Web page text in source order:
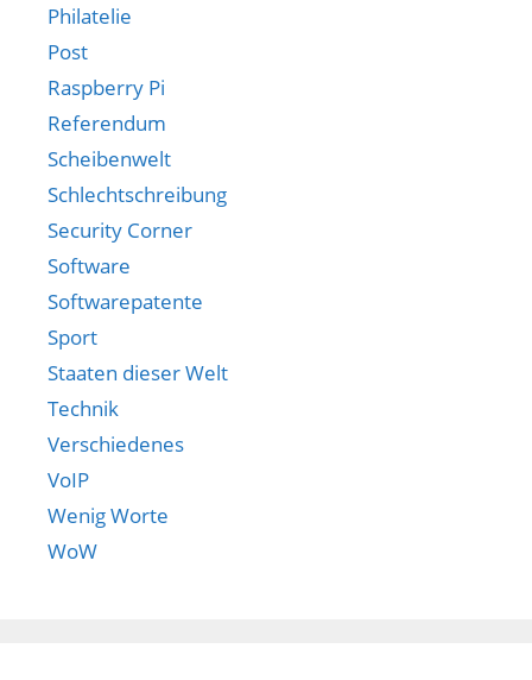
Philatelie
Post
Raspberry Pi
Referendum
Scheibenwelt
Schlechtschreibung
Security Corner
Software
Softwarepatente
Sport
Staaten dieser Welt
Technik
Verschiedenes
VoIP
Wenig Worte
WoW